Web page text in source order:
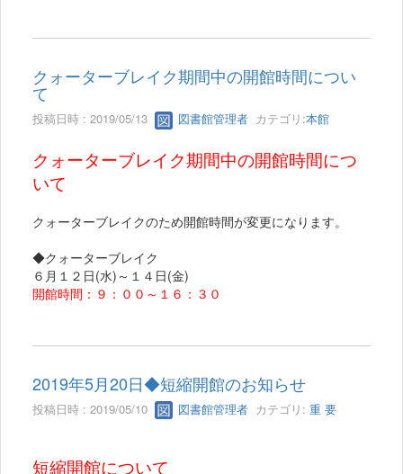
クォーターブレイク期間中の開館時間につい
て
投稿日時 : 2019/05/13 図書館管理者 カテゴリ:本館
クォーターブレイク期間中の開館時間につ
いて
クォーターブレイクのため開館時間が変更になります。
◆クォーターブレイク
６月１２日(水)～１４日(金)
開館時間：９：００～１６：３０
2019年5月20日◆短縮開館のお知らせ
投稿日時 : 2019/05/10 図書館管理者 カテゴリ: 重 要
短縮開館について